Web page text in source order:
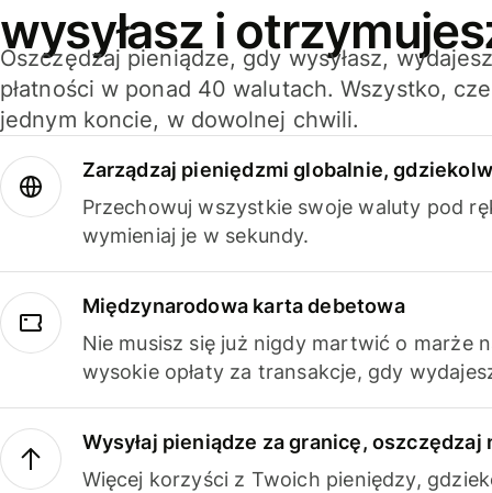
wysyłasz i
Oszczędzaj pieniądze, gdy wysyłasz,
płatności w ponad 40 walutach. Wszystko,
jednym koncie, w dowolnej chwili.
Zarządzaj pieniędzmi globalnie,
Przechowuj wszystkie swoje waluty pod
wymieniaj je w sekundy.
Międzynarodowa karta debetowa
Nie musisz się już nigdy martwić o marże
wysokie opłaty za transakcje, gdy
Wysyłaj pieniądze za granicę, oszczędzaj
Więcej korzyści z Twoich pieniędzy,